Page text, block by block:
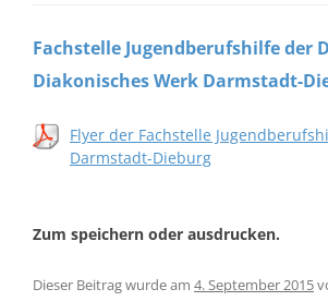
Fachstelle Jugendberufshilfe der
Diakonisches Werk Darmstadt-
Flyer der Fachstelle
Darmstadt-Dieburg
Zum speichern oder ausdrucken.
Dieser Beitrag wurde am 4. September 2015